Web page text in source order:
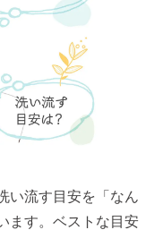
い流す目安を「なん
ます。ベストな目安